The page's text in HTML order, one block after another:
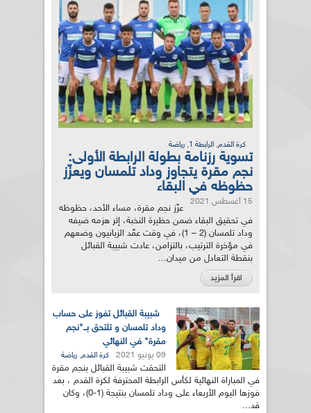
كرة القدم, الرابطة 1 , رياضة
تسوية رزنامة بطولة الرابطة الأولى:
نجم مقرة يتجاوز وداد تلمسان ويعزّز
حظوظه في البقاء
15 أغسطس 2021
عزّز نجم مقرة، مساء الأحد، حظوظه
في تحقيق البقاء ضمن حظيرة النخبة، إثر هزمه ضيفه
وداد تلمسان (2 – 1)، في وقت عقّد الزيانيون وضعهم
في مؤخرة الترتيب، بالتزامن، عادت شبيبة القبائل
بنقطة التعادل من ميدان...
اقرأ المزيد
شبيبة القبائل تفوز على حساب
وداد تلمسان و تلتحق بــ"نجم
مقرة" في النهائي
09 يونيو 2021 كرة القدم, رياضة
التحقت شبيبة القبائل بنجم مقرة
في المباراة النهائية لكأس الرابطة المحترفة لكرة القدم ، بعد
فوزها اليوم الأربعاء على وداد تلمسان بنتيجة (1-0)، وكان
قد...